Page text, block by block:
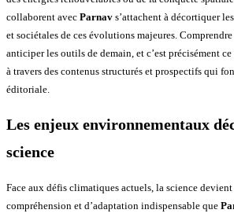
collaborent avec Parnav s’attachent à décortiquer
et sociétales de ces évolutions majeures. Comprendre
anticiper les outils de demain, et c’est précisément
à travers des contenus structurés et prospectifs qui
éditoriale.
Les enjeux environnementaux
science
Face aux défis climatiques actuels, la science
compréhension et d’adaptation indispensable que